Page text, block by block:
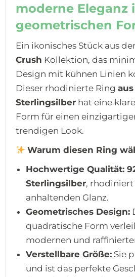
moderne Eleganz
geometrischen
Ein ikonisches Stück aus
Crush Kollektion, das
Design mit kühnen Linien
Dieser rhodinierte Ring
Sterlingsilber hat eine
Form für einen
trendigen Look.
Warum diesen Ring
Hochwertige Qualität:
Sterlingsilber, rhodiniert
anhaltenden Glanz.
Geometrisches Design:
quadratische Form
modernen und
Verstellbare Größe: Sie
und ist das perfekte